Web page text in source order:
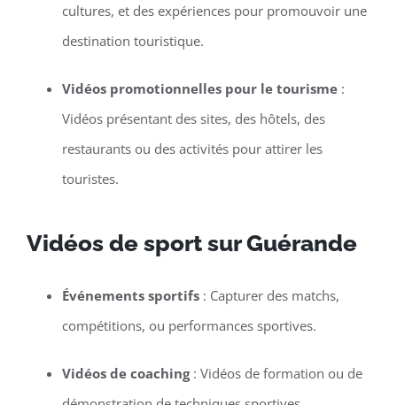
cultures, et des expériences pour promouvoir une
destination touristique.
Vidéos promotionnelles pour le tourisme:
Vidéos présentant des sites, des hôtels, des
restaurants ou des activités pour attirer les
touristes.
Vidéos de sport sur Guérande
Événements sportifs: Capturer des matchs,
compétitions, ou performances sportives.
Vidéos de coaching: Vidéos de formation ou de